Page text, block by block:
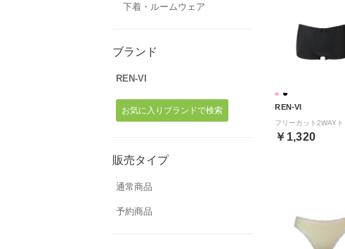
下着・ルームウェア
ブランド
REN-VI
お気に入りブランドで検索
販売タイプ
通常商品
予約商品
REN-VI
￥1,320